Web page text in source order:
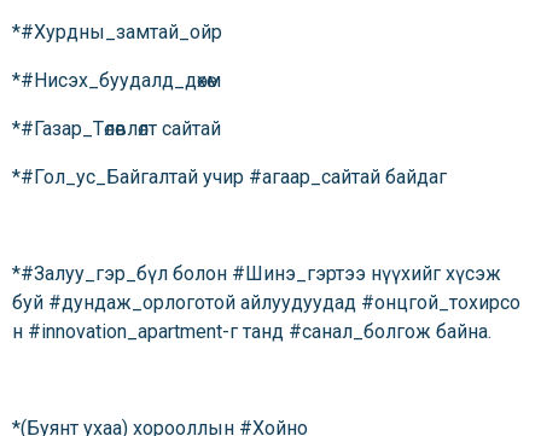
*#Хурдны_замтай_ойр
*#Нисэх_буудалд_дөхөм
*#Газар_Төлөвлөлт сайтай
*#Гол_ус_Байгалтай учир #агаар_сайтай байдаг
*#Залуу_гэр_бүл болон #Шинэ_гэртээ нүүхийг хүсэж
буй #дундаж_орлоготой айлуудуудад #онцгой_тохирсо
н #innovation_apartment-г танд #санал_болгож байна.
*(Буянт ухаа) хорооллын #Хойно